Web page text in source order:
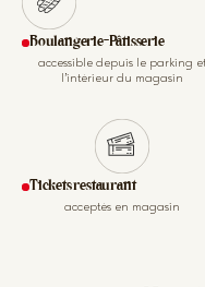
Boulangerie-Pâtisserie
accessible depuis le parking et
l’intérieur du magasin
Tickets restaurant
acceptés en magasin